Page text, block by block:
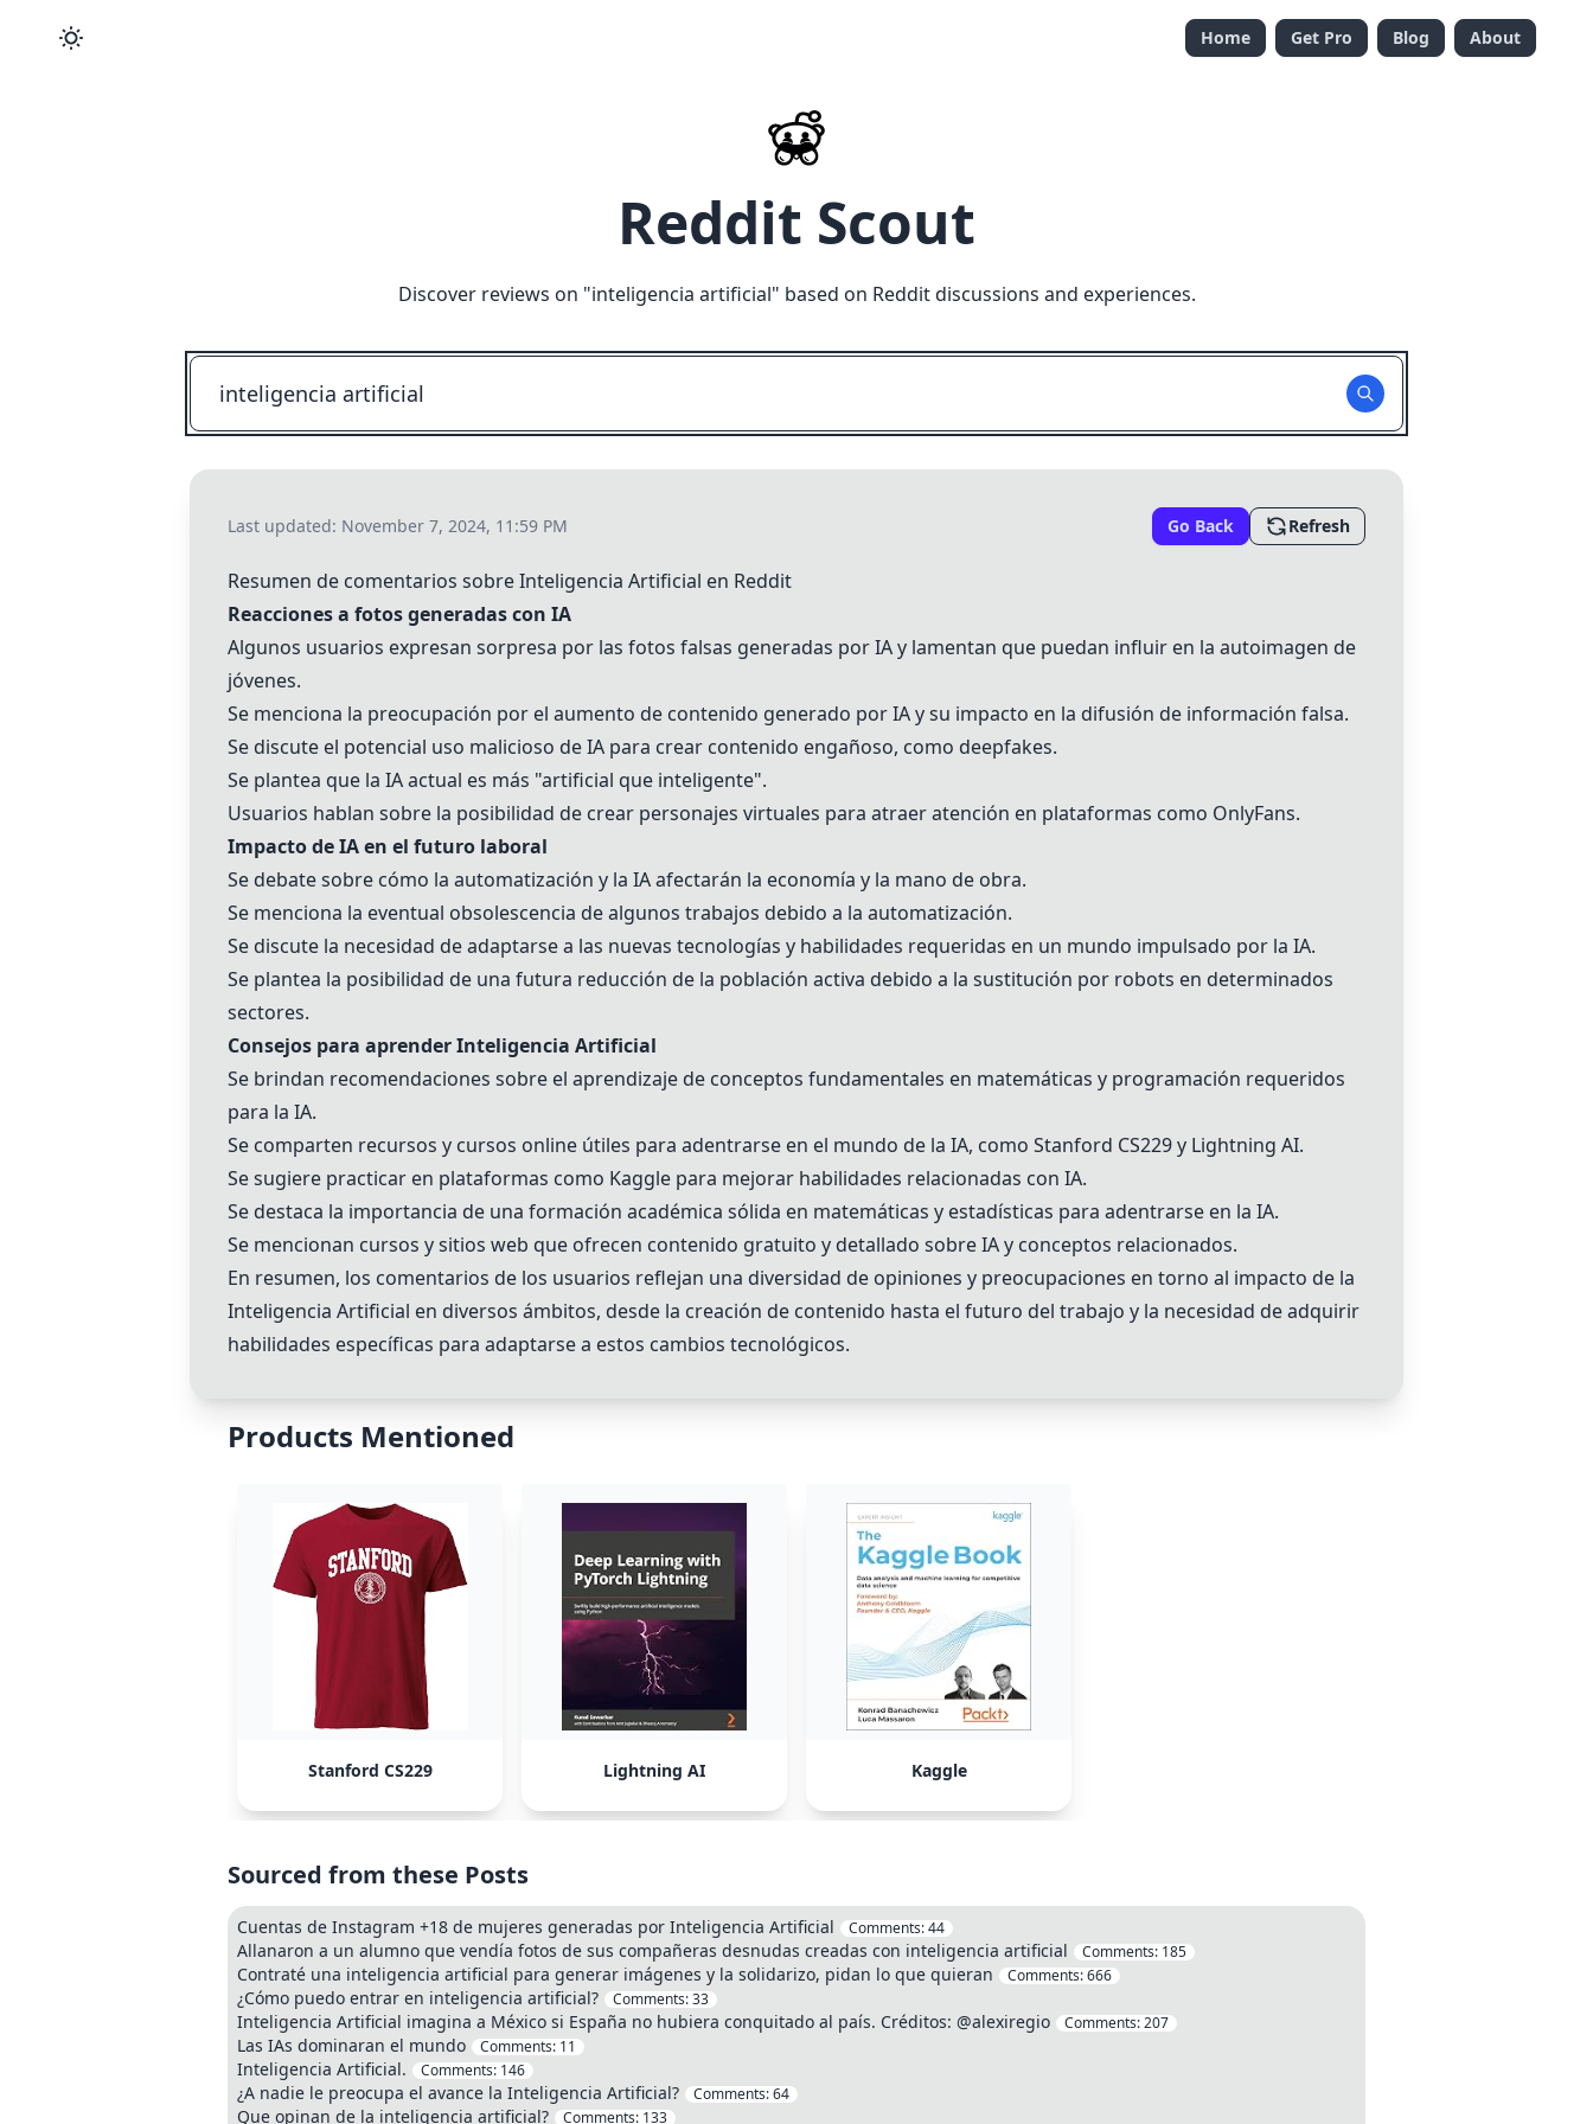
Home Get Pro Blog About
Reddit Scout
Discover reviews on "inteligencia artificial" based on Reddit discussions and experiences.
Last updated: November 7, 2024, 11:59 PM Go Back Refresh
Resumen de comentarios sobre Inteligencia Artificial en Reddit
Reacciones a fotos generadas con IA
Algunos usuarios expresan sorpresa por las fotos falsas generadas por IA y lamentan que puedan influir en la autoimagen de
jóvenes.
Se menciona la preocupación por el aumento de contenido generado por IA y su impacto en la difusión de información falsa.
Se discute el potencial uso malicioso de IA para crear contenido engañoso, como deepfakes.
Se plantea que la IA actual es más "artificial que inteligente".
Usuarios hablan sobre la posibilidad de crear personajes virtuales para atraer atención en plataformas como OnlyFans.
Impacto de IA en el futuro laboral
Se debate sobre cómo la automatización y la IA afectarán la economía y la mano de obra.
Se menciona la eventual obsolescencia de algunos trabajos debido a la automatización.
Se discute la necesidad de adaptarse a las nuevas tecnologías y habilidades requeridas en un mundo impulsado por la IA.
Se plantea la posibilidad de una futura reducción de la población activa debido a la sustitución por robots en determinados
sectores.
Consejos para aprender Inteligencia Artificial
Se brindan recomendaciones sobre el aprendizaje de conceptos fundamentales en matemáticas y programación requeridos
para la IA.
Se comparten recursos y cursos online útiles para adentrarse en el mundo de la IA, como Stanford CS229y Lightning AI.
Se sugiere practicar en plataformas como Kaggle para mejorar habilidades relacionadas con IA.
Se destaca la importancia de una formación académica sólida en matemáticas y estadísticas para adentrarse en la IA.
Se mencionan cursos y sitios web que ofrecen contenido gratuito y detallado sobre IA y conceptos relacionados.
En resumen, los comentarios de los usuarios reflejan una diversidad de opiniones y preocupaciones en torno al impacto de la
Inteligencia Artificial en diversos ámbitos, desde la creación de contenido hasta el futuro del trabajo y la necesidad de adquirir
habilidades específicas para adaptarse a estos cambios tecnológicos.
Products Mentioned
Stanford CS229 Lightning AI Kaggle
Sourced from these Posts
Cuentas de Instagram +18 de mujeres generadas por Inteligencia Artificial Comments:44
Allanaron a un alumno que vendía fotos de sus compañeras desnudas creadas con inteligencia artificial Comments: 185
Contraté una inteligencia artificial para generar imágenes y la solidarizo, pidan lo que quieran Comments:666
¿Cómo puedo entrar en inteligencia artificial? Comments:33
Inteligencia Artificial imagina a México si España no hubiera conquitado al país. Créditos: @alexiregio Comments:207
Las IAs dominaran el mundo Comments: 11
Inteligencia Artificial. Comments: 146
¿A nadie le preocupa el avance la Inteligencia Artificial? Comments:64
Que opinan de la inteligencia artificial? Comments: 133